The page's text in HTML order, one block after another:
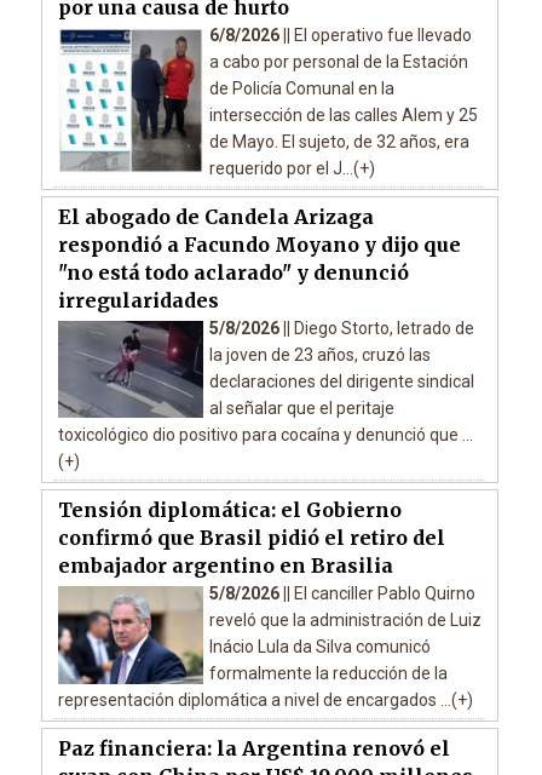
por una causa de hurto
6/8/2026 ||
El operativo fue llevado
a cabo por personal de la Estación
de Policía Comunal en la
intersección de las calles Alem y 25
de Mayo. El sujeto, de 32 años, era
requerido por el J...(+)
El abogado de Candela Arizaga
respondió a Facundo Moyano y dijo que
"no está todo aclarado" y denunció
irregularidades
5/8/2026 ||
Diego Storto, letrado de
la joven de 23 años, cruzó las
declaraciones del dirigente sindical
al señalar que el peritaje
toxicológico dio positivo para cocaína y denunció que ...
(+)
Tensión diplomática: el Gobierno
confirmó que Brasil pidió el retiro del
embajador argentino en Brasilia
5/8/2026 ||
El canciller Pablo Quirno
reveló que la administración de Luiz
Inácio Lula da Silva comunicó
formalmente la reducción de la
representación diplomática a nivel de encargados ...(+)
Paz financiera: la Argentina renovó el